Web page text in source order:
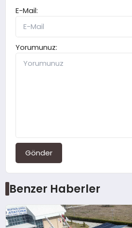
E-Mail:
Yorumunuz:
Gönder
Benzer Haberler